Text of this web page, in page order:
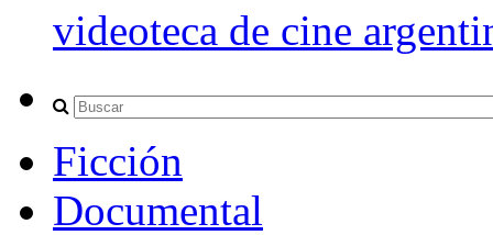
videoteca de cine
Ficción
Documental